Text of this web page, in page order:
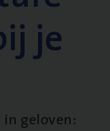
je
geloven: